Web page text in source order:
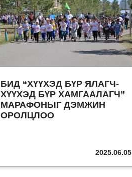
БИД “ХҮҮХЭД БҮР ЯЛАГЧ-
ХҮҮХЭД БҮР ХАМГААЛАГЧ”
МАРАФОНЫГ ДЭМЖИН
ОРОЛЦЛОО
2025.06.05